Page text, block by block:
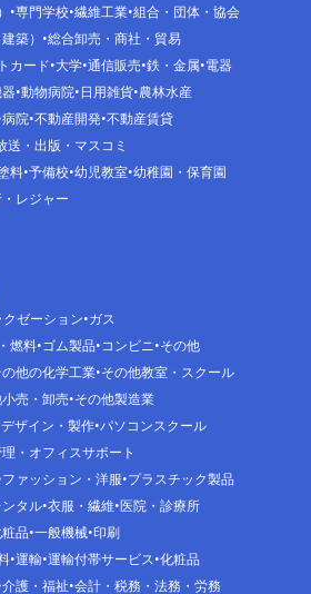
専門学校 繊維工業 組合・団体・協会
築）
総合卸売・商社・貿易
カード 大学 通信販売 鉄・金属 電器
動物病院 日用雑貨 農林水産
病院 不動産開発 不動産賃貸
送・出版・マスコミ
料 予備校 幼児教室 幼稚園・保育園
レジャー
ゼーション ガス
燃料 ゴム製品 コンビニ その他
の他の化学工業 その他教室・スクール
売・卸売 その他製造業
デザイン・製作 パソコンスクール
・オフィスサポート
ファッション・洋服 プラスチック製品
タル 衣服・繊維 医院・診療所
品 一般機械 印刷
運輸 運輸付帯サービス 化粧品
介護・福祉 会計・税務・法務・労務